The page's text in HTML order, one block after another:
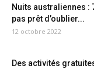
Nuits australiennes :
pas prêt d’oublier...
12 octobre 2022
Des activités